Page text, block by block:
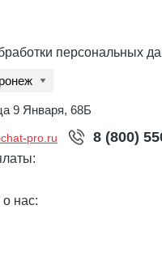
персональных
9 Января, 68Б
pro.ru 8 (800)
о нас: